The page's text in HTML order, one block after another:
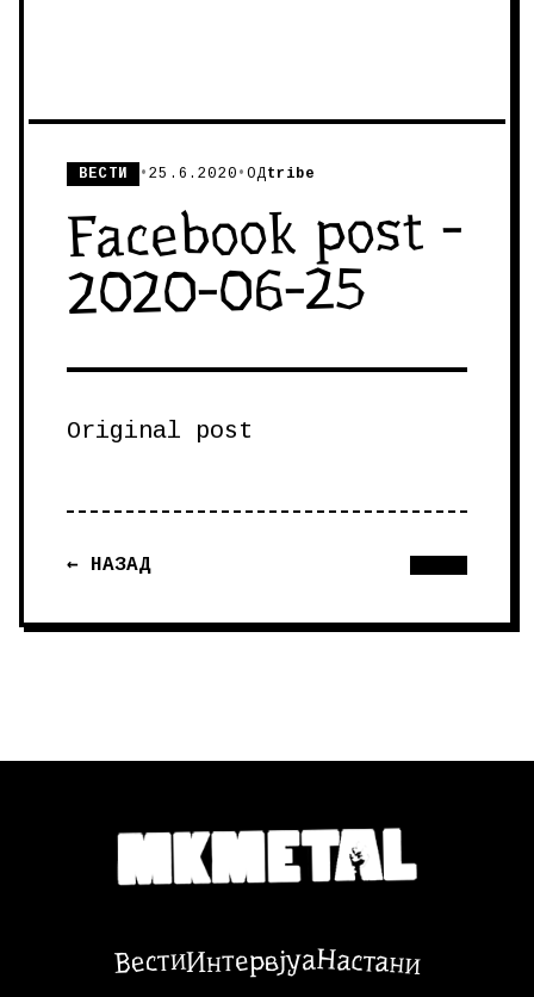
ВЕСТИ •25.6.2020 •ОДtribe
Facebook post -
2020-06-25
Original post
← НАЗАД
ВестиИнтервјуаНастани